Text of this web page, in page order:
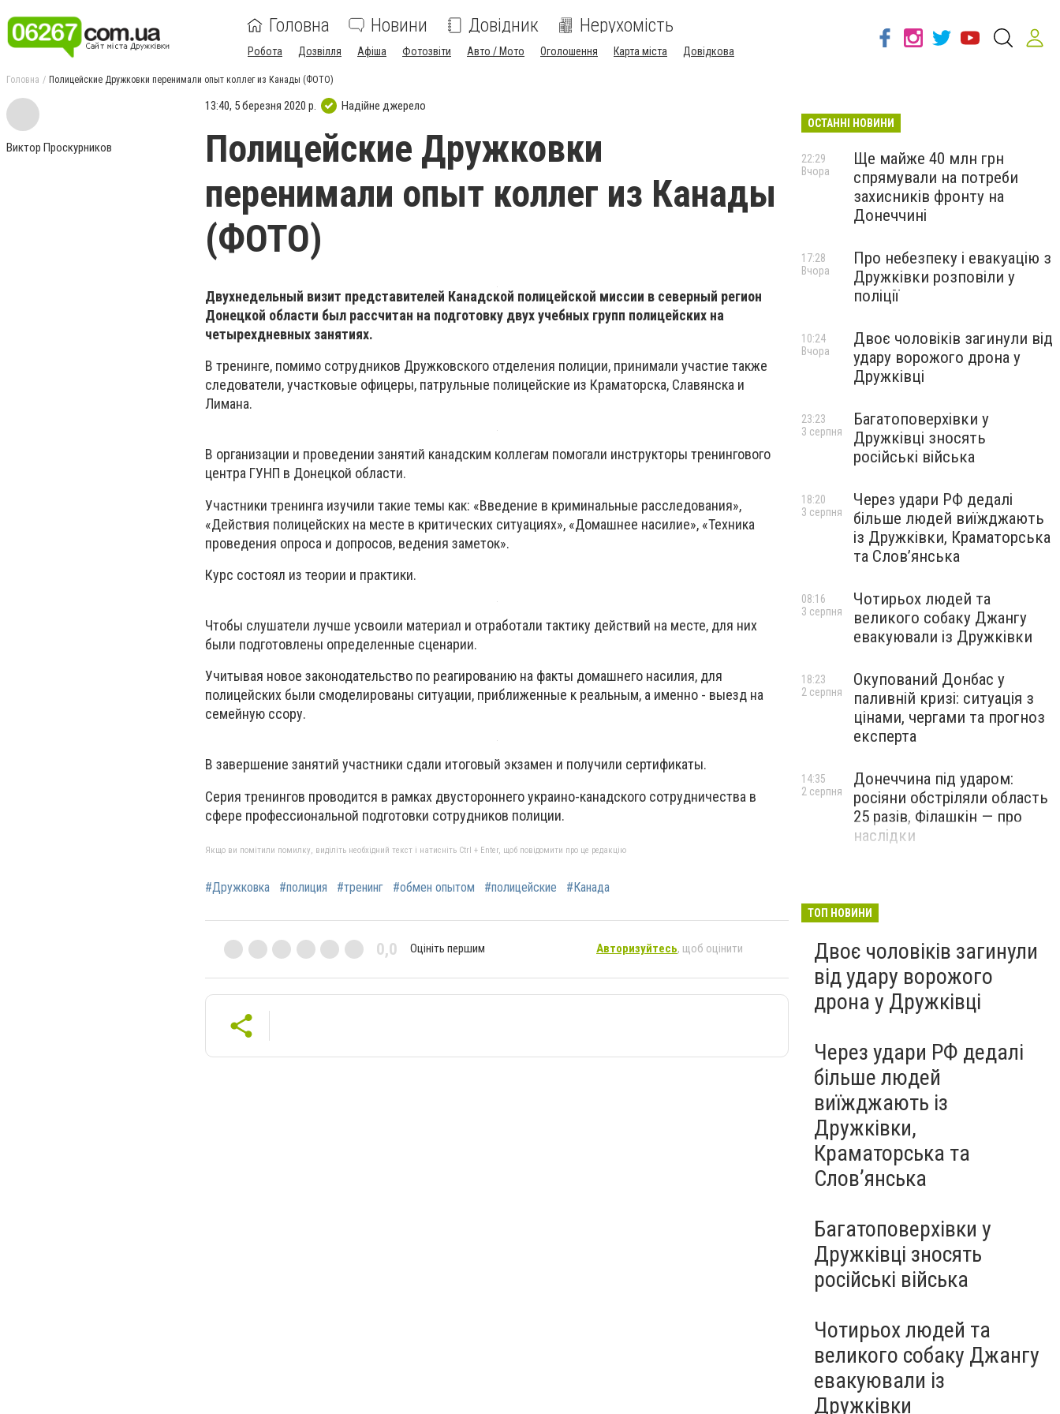
Головна Новини Довідник Нерухомість
Робота Дозвілля Афіша Фотозвіти Авто / Мото Оголошення Карта міста Довідкова
Головна Полицейские Дружковки перенимали опыт коллег из Канады (ФОТО)
Виктор Проскурников
13:40, 5 березня 2020 р. Надійне джерело
Полицейские Дружковки
перенимали опыт коллег из Канады
(ФОТО)
Двухнедельный визит представителей Канадской полицейской миссии в северный регион
Донецкой области был рассчитан на подготовку двух учебных групп полицейских на
четырехдневных занятиях.
В тренинге, помимо сотрудников Дружковского отделения полиции, принимали участие также
следователи, участковые офицеры, патрульные полицейские из Краматорска, Славянска и
Лимана.
В организации и проведении занятий канадским коллегам помогали инструкторы тренингового
центра ГУНП в Донецкой области.
Участники тренинга изучили такие темы как: «Введение в криминальные расследования»,
«Действия полицейских на месте в критических ситуациях», «Домашнее насилие», «Техника
проведения опроса и допросов, ведения заметок».
Курс состоял из теории и практики.
Чтобы слушатели лучше усвоили материал и отработали тактику действий на месте, для них
были подготовлены определенные сценарии.
Учитывая новое законодательство по реагированию на факты домашнего насилия, для
полицейских были смоделированы ситуации, приближенные к реальным, а именно - выезд на
семейную ссору.
В завершение занятий участники сдали итоговый экзамен и получили сертификаты.
Серия тренингов проводится в рамках двустороннего украино-канадского сотрудничества в
сфере профессиональной подготовки сотрудников полиции.
Якщо ви помітили помилку, виділіть необхідний текст і натисніть Ctrl + Enter, щоб повідомити про це редакцію
#Дружковка #полиция #тренинг #обмен опытом #полицейские #Канада
0,0 Оцініть першим Авторизуйтесь, щоб оцінити
ОСТАННІ НОВИНИ
Ще майже 40 млн грн
спрямували на потреби
захисників фронту на
Донеччині
22:29
Вчора
Про небезпеку і евакуацію з
Дружківки розповіли у
поліції
17:28
Вчора
Двоє чоловіків загинули від
удару ворожого дрона у
Дружківці
10:24
Вчора
Багатоповерхівки у
Дружківці зносять
російські війська
23:23
3 серпня
Через удари РФ дедалі
більше людей виїжджають
із Дружківки, Краматорська
та Слов’янська
18:20
3 серпня
Чотирьох людей та
великого собаку Джангу
евакуювали із Дружківки
08:16
3 серпня
Окупований Донбас у
паливній кризі: ситуація з
цінами, чергами та прогноз
експерта
18:23
2 серпня
Донеччина під ударом:
росіяни обстріляли область
25 разів, Філашкін — про
наслідки
14:35
2 серпня
ТОП НОВИНИ
Двоє чоловіків загинули
від удару ворожого
дрона у Дружківці
Через удари РФ дедалі
більше людей
виїжджають із
Дружківки,
Краматорська та
Слов’янська
Багатоповерхівки у
Дружківці зносять
російські війська
Чотирьох людей та
великого собаку Джангу
евакуювали із
Дружківки